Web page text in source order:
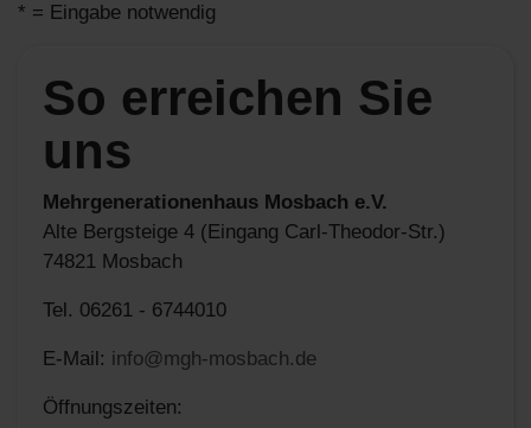
* = Eingabe notwendig
So erreichen Sie
uns
Mehrgenerationenhaus Mosbach e.V.
Alte Bergsteige 4 (Eingang Carl-Theodor-Str.)
74821 Mosbach
Tel. 06261 - 6744010
E-Mail: info@mgh-mosbach.de
Öffnungszeiten: